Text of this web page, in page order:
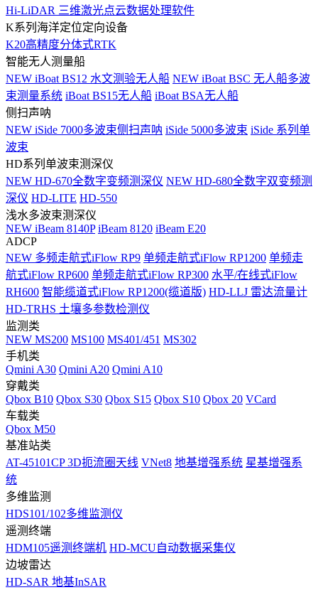
Hi-LiDAR 三维激光点云数据处理软件
K系列海洋定位定向设备
K20高精度分体式RTK
智能无人测量船
NEW iBoat BS12 水文测验无人船 NEW iBoat BSC 无人船多波
束测量系统 iBoat BS15无人船 iBoat BSA无人船
侧扫声呐
NEW iSide 7000多波束侧扫声呐 iSide 5000多波束 iSide 系列单
波束
HD系列单波束测深仪
NEW HD-670全数字变频测深仪 NEW HD-680全数字双变频测
深仪 HD-LITE HD-550
浅水多波束测深仪
NEW iBeam 8140P iBeam 8120 iBeam E20
ADCP
NEW 多频走航式iFlow RP9 单频走航式iFlow RP1200 单频走
航式iFlow RP600 单频走航式iFlow RP300 水平/在线式iFlow
RH600 智能缆道式iFlow RP1200(缆道版) HD-LLJ 雷达流量计
HD-TRHS 土壤多参数检测仪
监测类
NEW MS200 MS100 MS401/451 MS302
手机类
Qmini A30 Qmini A20 Qmini A10
穿戴类
Qbox B10 Qbox S30 Qbox S15 Qbox S10 Qbox 20 VCard
车载类
Qbox M50
基准站类
AT-45101CP 3D扼流圈天线 VNet8 地基增强系统 星基增强系
统
多维监测
HDS101/102多维监测仪
遥测终端
HDM105遥测终端机 HD-MCU自动数据采集仪
边坡雷达
HD-SAR 地基InSAR